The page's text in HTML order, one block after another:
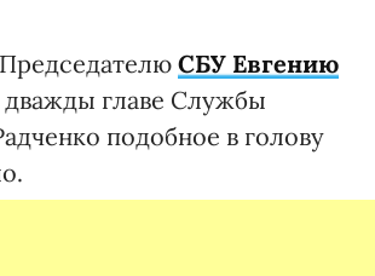
СБУ Евгению
дважды главе Службы
подобное в голову